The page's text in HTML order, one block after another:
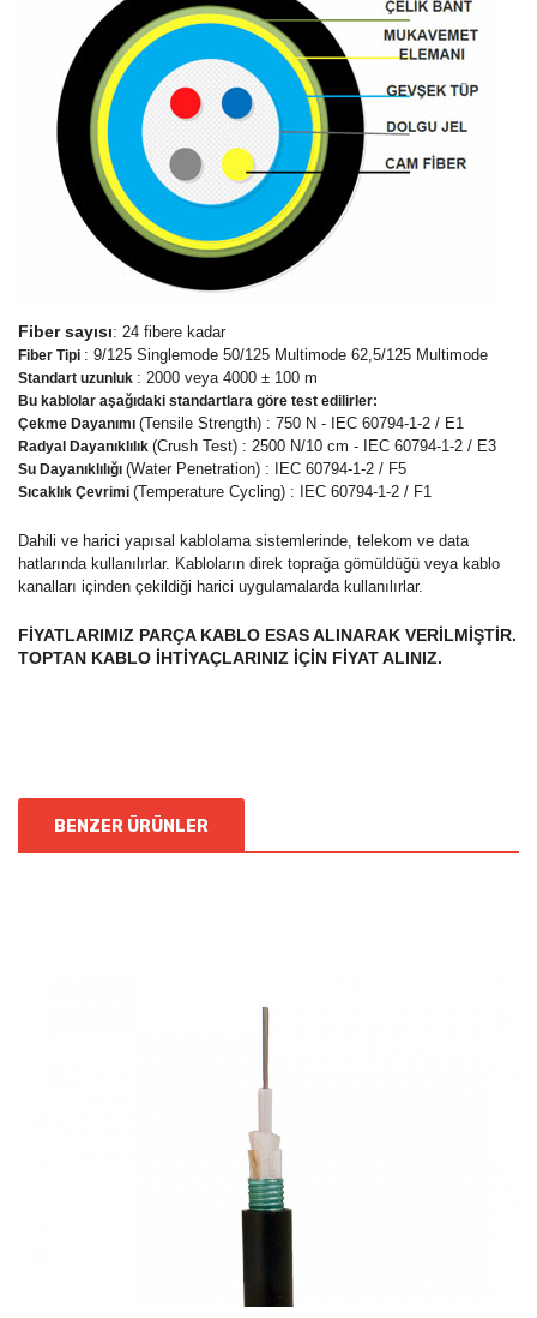
Fiber sayısı: 24 fibere kadar
Fiber Tipi : 9/125 Singlemode 50/125 Multimode 62,5/125 Multimode
Standart uzunluk : 2000 veya 4000 ± 100 m
Bu kablolar aşağıdaki standartlara göre test edilirler:
Çekme Dayanımı (Tensile Strength) : 750 N - IEC 60794-1-2 / E1
Radyal Dayanıklılık (Crush Test) : 2500 N/10 cm - IEC 60794-1-2 / E3
Su Dayanıklılığı (Water Penetration) : IEC 60794-1-2 / F5
Sıcaklık Çevrimi (Temperature Cycling) : IEC 60794-1-2 / F1
Dahili ve harici yapısal kablolama sistemlerinde, telekom ve data
hatlarında kullanılırlar. Kabloların direk toprağa gömüldüğü veya kablo
kanalları içinden çekildiği harici uygulamalarda kullanılırlar.
FİYATLARIMIZ PARÇA KABLO ESAS ALINARAK VERİLMİŞTİR.
TOPTAN KABLO İHTİYAÇLARINIZ İÇİN FİYAT ALINIZ.
BENZER ÜRÜNLER